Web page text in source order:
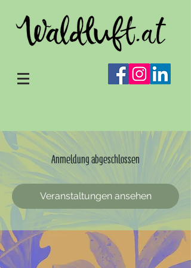
Anmeldung abgeschlossen
Veranstaltungen ansehen